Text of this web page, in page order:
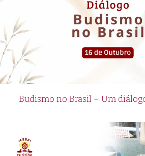
Budismo no Brasil – Um